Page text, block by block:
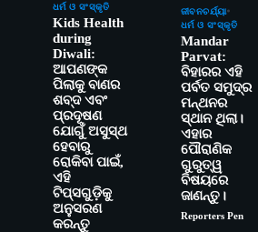
ଧର୍ମ ଓ ସଂସ୍କୃତି
Kids Health
during
Diwali:
ଆପଣଙ୍କ
ପିଲାକୁ ବାଣର
ଶବ୍ଦ ଏବଂ
ପ୍ରଦୂଷଣ
ଯୋଗୁଁ ଅସୁସ୍ଥ
ହେବାରୁ
ରୋକିବା ପାଇଁ,
ଏହି
ଟିପ୍ସଗୁଡ଼ିକୁ
ଅନୁସରଣ
କରନ୍ତୁ
ଜୀବନଚର୍ଯ୍ୟା
ଧର୍ମ ଓ ସଂସ୍କୃତି
Mandar
Parvat:
ବିହାରର ଏହି
ପର୍ବତ ସମୁଦ୍ର
ମନ୍ଥନର
ସ୍ଥାନ ଥିଲା।
ଏହାର
ପୌରାଣିକ
ଗୁରୁତ୍ୱ
ବିଷୟରେ
ଜାଣନ୍ତୁ।
Reporters Pen